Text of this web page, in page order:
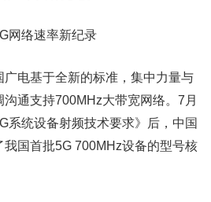
网络速率新纪录
电基于全新的标准，集中力量与
通支持700MHz大带宽网络。7月
系统设备射频技术要求》后，中国
我国首批5G 700MHz设备的型号核